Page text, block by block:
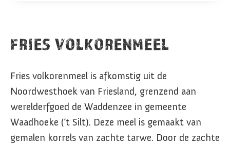
FRIES VOLKORENMEEL
Fries volkorenmeel is afkomstig uit de
Noordwesthoek van Friesland, grenzend aan
werelderfgoed de Waddenzee in gemeente
Waadhoeke (‘t Silt). Deze meel is gemaakt van
gemalen korrels van zachte tarwe. Door de zachte